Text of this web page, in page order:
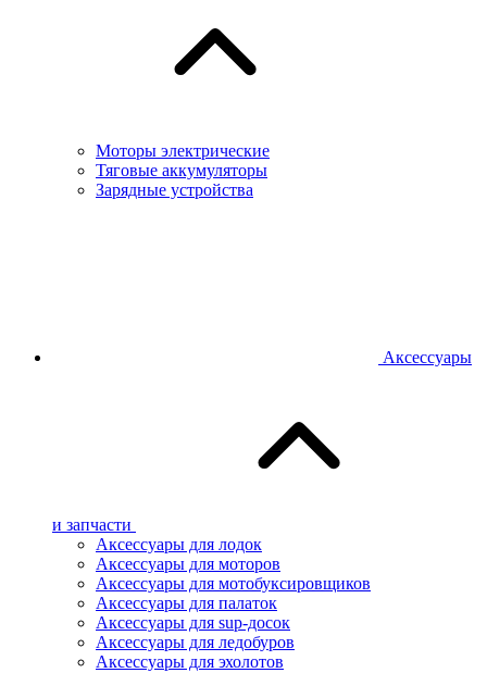
Моторы электрические
Тяговые аккумуляторы
Зарядные устройства
Аксессуары
и запчасти
Аксессуары для лодок
Аксессуары для моторов
Аксессуары для мотобуксировщиков
Аксессуары для палаток
Аксессуары для sup-досок
Аксессуары для ледобуров
Аксессуары для эхолотов